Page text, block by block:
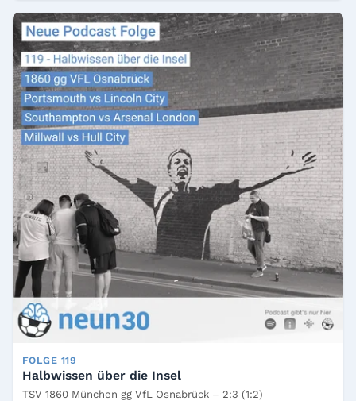
FOLGE 119
Halbwissen über die Insel
TSV 1860 München gg VfL Osnabrück – 2:3 (1:2)